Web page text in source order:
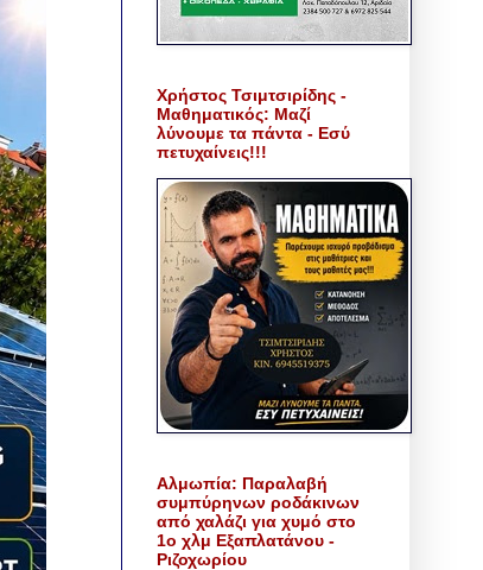
Χρήστος Τσιμτσιρίδης -
Μαθηματικός: Μαζί
λύνουμε τα πάντα - Εσύ
πετυχαίνεις!!!
Αλμωπία: Παραλαβή
συμπύρηνων ροδάκινων
από χαλάζι για χυμό στο
1ο χλμ Εξαπλατάνου -
Ριζοχωρίου